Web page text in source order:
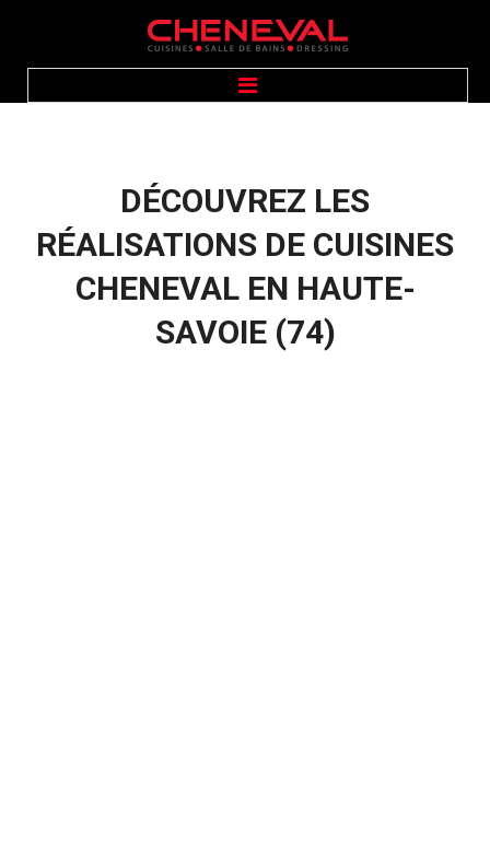
ÉQUIPEMENTS
GALERIE PHOTOS
CONTACT
DÉCOUVREZ LES
RÉALISATIONS DE CUISINES
CHENEVAL EN HAUTE-
SAVOIE (74)